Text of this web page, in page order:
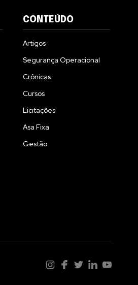
CONTEÚDO
Artigos
Segurança Operacional
Crônicas
Cursos
Licitações
Asa Fixa
Gestão